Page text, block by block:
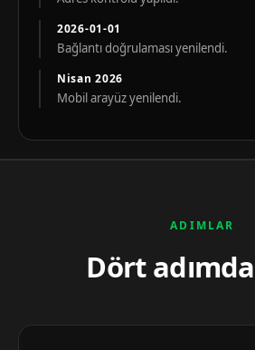
2026-01-01
Bağlantı doğrulaması yenilendi.
Nisan 2026
Mobil arayüz yenilendi.
ADIMLAR
Dört